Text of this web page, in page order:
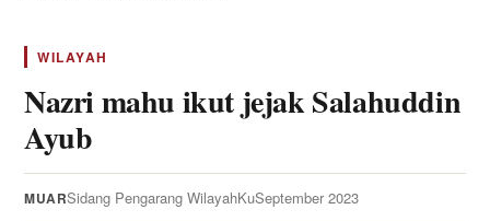
WILAYAH
Nazri mahu ikut jejak Salahuddin
Ayub
MUARSidang Pengarang WilayahKuSeptember 2023